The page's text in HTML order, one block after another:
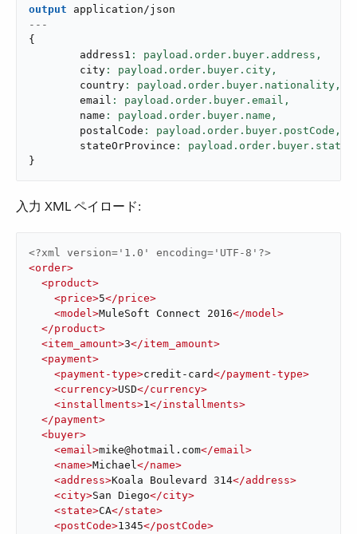
output
application/json
---
{
        address1
: payload.order.buyer.address,
        city
: payload.order.buyer.city,
        country
: payload.order.buyer.nationality,
        email
: payload.order.buyer.email,
        name
: payload.order.buyer.name,
        postalCode
: payload.order.buyer.postCode,
        stateOrProvince
}
入力 XML ペイロード:
<?xml version='1.0' encoding='UTF-8'?>
<order>
<product>
<price>5</price>
<model>MuleSoft Connect 2016</model>
</product>
<item_amount>3</item_amount>
<payment>
<payment-type>credit-card</payment-type>
<currency>USD</currency>
<installments>1</installments>
</payment>
<buyer>
<email>mike@hotmail.com</email>
<name>Michael</name>
<address>Koala Boulevard 314</address>
<city>San Diego</city>
<state>CA</state>
<postCode>1345</postCode>